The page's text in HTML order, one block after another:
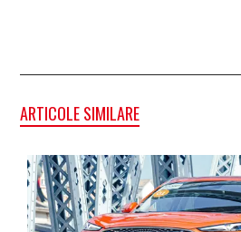
ARTICOLE SIMILARE